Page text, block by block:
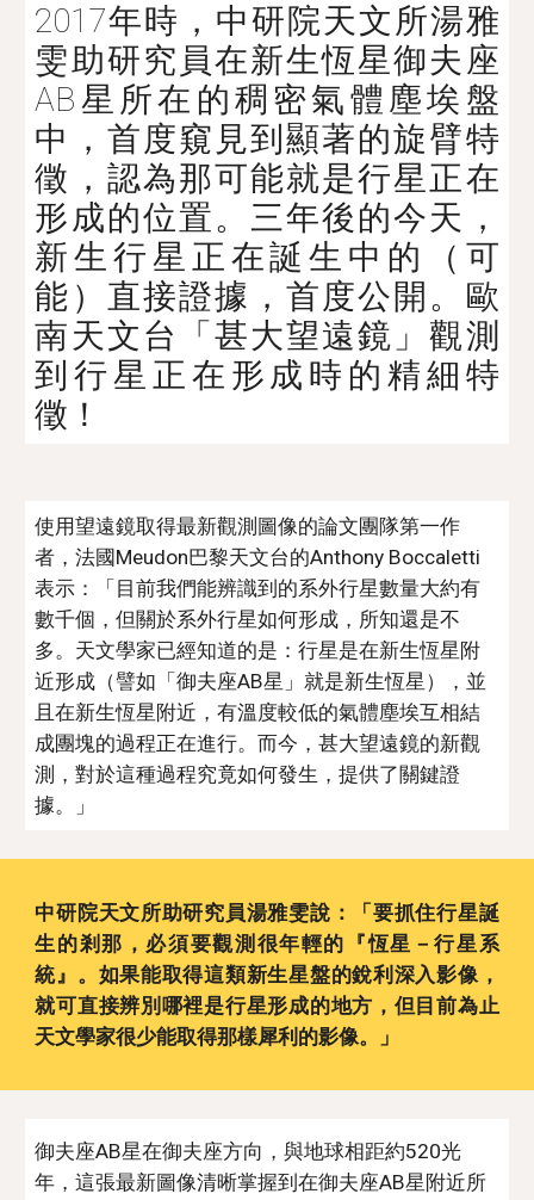
2017年時，中研院天文所湯雅
雯助研究員在新生恆星御夫座
AB星所在的稠密氣體塵埃盤
中，首度窺見到顯著的旋臂特
徵，認為那可能就是行星正在
形成的位置。三年後的今天，
新生行星正在誕生中的（可
能）直接證據，首度公開。歐
南天文台「甚大望遠鏡」觀測
到行星正在形成時的精細特
徵！
使用望遠鏡取得最新觀測圖像的論文團隊第一作
者，法國Meudon巴黎天文台的Anthony Boccaletti
表示：「目前我們能辨識到的系外行星數量大約有
數千個，但關於系外行星如何形成，所知還是不
多。天文學家已經知道的是：行星是在新生恆星附
近形成（譬如「御夫座AB星」就是新生恆星），並
且在新生恆星附近，有溫度較低的氣體塵埃互相結
成團塊的過程正在進行。而今，甚大望遠鏡的新觀
測，對於這種過程究竟如何發生，提供了關鍵證
據。」
中研院天文所助研究員湯雅雯說：「要抓住行星誕
生的剎那，必須要觀測很年輕的『恆星－行星系
統』。如果能取得這類新生星盤的銳利深入影像，
就可直接辨別哪裡是行星形成的地方，但目前為止
天文學家很少能取得那樣犀利的影像。」
御夫座AB星在御夫座方向，與地球相距約520光
年，這張最新圖像清晰掌握到在御夫座AB星附近所